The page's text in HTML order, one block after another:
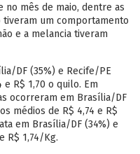
no mês de maio, dentre as
tiveram um comportamento
e a melancia tiveram
DF (35%) e Recife/PE
e R$ 1,70 o quilo. Em
ocorreram em Brasília/DF
médios de R$ 4,74 e R$
em Brasília/DF (34%) e
R$ 1,74/Kg.